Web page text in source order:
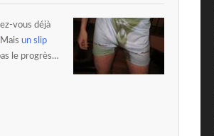
vous déjà
un slip
le progrès…